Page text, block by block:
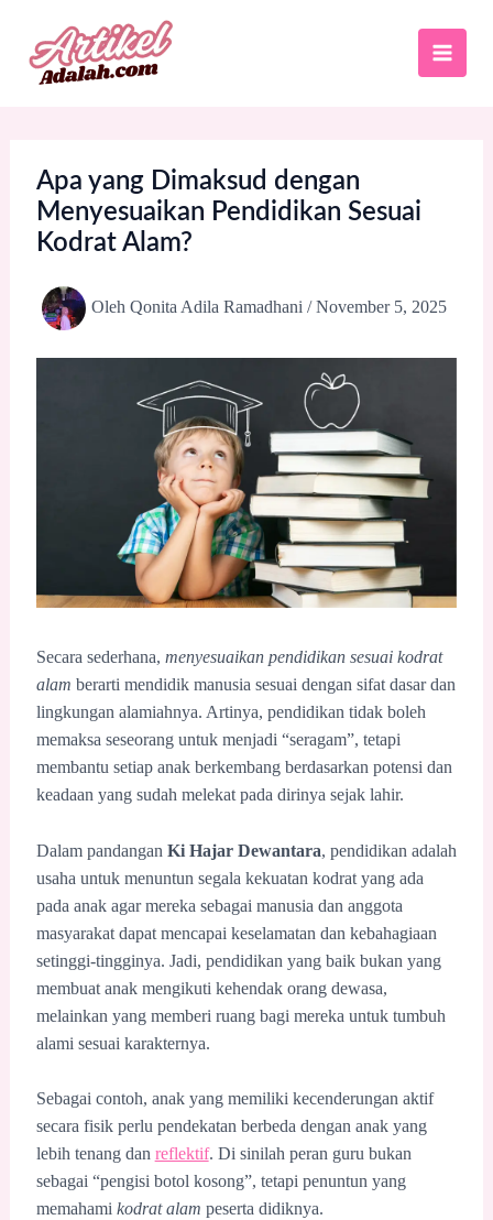
konten
Apa yang Dimaksud dengan
Menyesuaikan Pendidikan Sesuai
Kodrat Alam?
Oleh Qonita Adila Ramadhani /November 5, 2025
Secara sederhana, menyesuaikan pendidikan sesuai kodrat
alam berarti mendidik manusia sesuai dengan sifat dasar dan
lingkungan alamiahnya. Artinya, pendidikan tidak boleh
memaksa seseorang untuk menjadi “seragam”, tetapi
membantu setiap anak berkembang berdasarkan potensi dan
keadaan yang sudah melekat pada dirinya sejak lahir.
Dalam pandangan Ki Hajar Dewantara, pendidikan adalah
usaha untuk menuntun segala kekuatan kodrat yang ada
pada anak agar mereka sebagai manusia dan anggota
masyarakat dapat mencapai keselamatan dan kebahagiaan
setinggi-tingginya. Jadi, pendidikan yang baik bukan yang
membuat anak mengikuti kehendak orang dewasa,
melainkan yang memberi ruang bagi mereka untuk tumbuh
alami sesuai karakternya.
Sebagai contoh, anak yang memiliki kecenderungan aktif
secara fisik perlu pendekatan berbeda dengan anak yang
lebih tenang dan reflektif. Di sinilah peran guru bukan
sebagai “pengisi botol kosong”, tetapi penuntun yang
memahami kodrat alam peserta didiknya.